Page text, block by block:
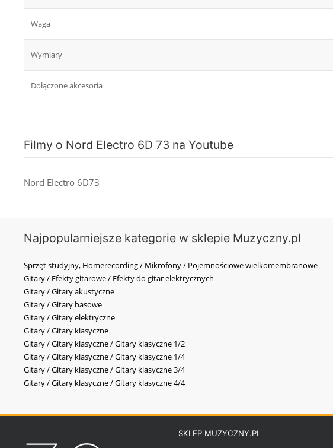
Waga
Wymiary
Dołączone akcesoria
Filmy o Nord Electro 6D 73 na Youtube
Nord Electro 6D73
Najpopularniejsze kategorie w sklepie Muzyczny.pl
Sprzęt studyjny, Homerecording / Mikrofony / Pojemnościowe wielkomembranowe
Gitary / Efekty gitarowe / Efekty do gitar elektrycznych
Gitary / Gitary akustyczne
Gitary / Gitary basowe
Gitary / Gitary elektryczne
Gitary / Gitary klasyczne
Gitary / Gitary klasyczne / Gitary klasyczne 1/2
Gitary / Gitary klasyczne / Gitary klasyczne 1/4
Gitary / Gitary klasyczne / Gitary klasyczne 3/4
Gitary / Gitary klasyczne / Gitary klasyczne 4/4
SKLEP MUZYCZNY.PL